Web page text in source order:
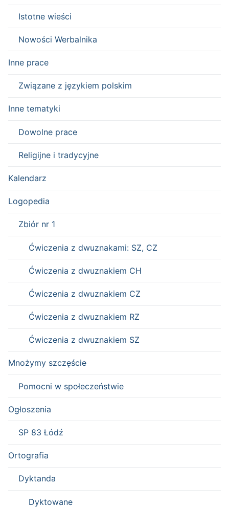
Istotne wieści
Nowości Werbalnika
Inne prace
Związane z językiem polskim
Inne tematyki
Dowolne prace
Religijne i tradycyjne
Kalendarz
Logopedia
Zbiór nr 1
Ćwiczenia z dwuznakami: SZ, CZ
Ćwiczenia z dwuznakiem CH
Ćwiczenia z dwuznakiem CZ
Ćwiczenia z dwuznakiem RZ
Ćwiczenia z dwuznakiem SZ
Mnożymy szczęście
Pomocni w społeczeństwie
Ogłoszenia
SP 83 Łódź
Ortografia
Dyktanda
Dyktowane